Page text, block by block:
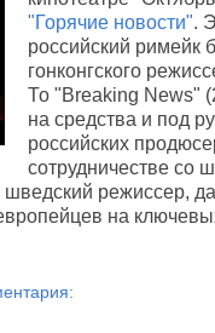
"Горячие новости".
российский римейк
гонконгского
То "Breaking News"
на средства и под
российских
сотрудничестве со
шведский режиссер,
на